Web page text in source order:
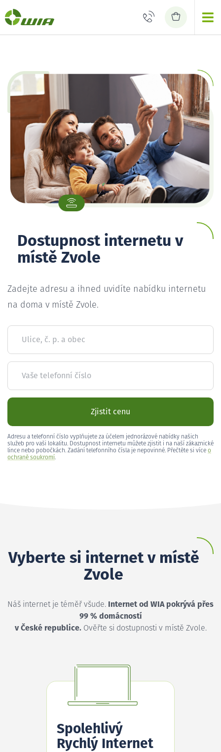
Dostupnost internetu v
místě Zvole
Zadejte adresu a ihned uvidíte nabídku internetu
na doma v místě Zvole.
Ulice, č. p. a obec
Vaše telefonní číslo
Zjistit cenu
Adresu a telefonní číslo vyplňujete za účelem jednorázové nabídky našich
služeb pro vaši lokalitu. Dostupnost internetu můžete zjistit i na naší zákaznické
lince nebo pobočkách. Zadání telefonního čísla je nepovinné. Přečtěte si více o
ochraně soukromí.
Vyberte si internet v místě
Zvole
Náš internet je téměř všude. Internet od WIA pokrývá přes
99 % domácností
v České republice.Ověřte si dostupnosti v místě Zvole.
Spolehlivý
Rychlý Internet